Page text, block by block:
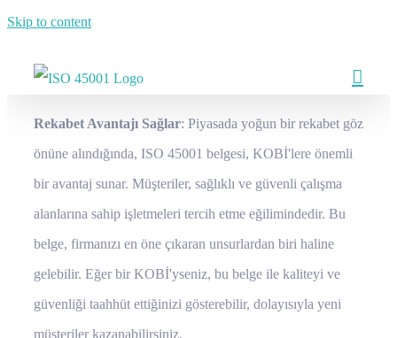
Skip to content
Rekabet Avantajı Sağlar: Piyasada yoğun bir rekabet göz
önüne alındığında, ISO 45001 belgesi, KOBİ'lere önemli
bir avantaj sunar. Müşteriler, sağlıklı ve güvenli çalışma
alanlarına sahip işletmeleri tercih etme eğilimindedir. Bu
belge, firmanızı en öne çıkaran unsurlardan biri haline
gelebilir. Eğer bir KOBİ'yseniz, bu belge ile kaliteyi ve
güvenliği taahhüt ettiğinizi gösterebilir, dolayısıyla yeni
müşteriler kazanabilirsiniz.